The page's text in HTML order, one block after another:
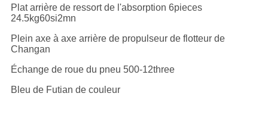
Plat arrière de ressort de l'absorption 6pieces
24.5kg60si2mn
Plein axe à axe arrière de propulseur de flotteur de
Changan
Échange de roue du pneu 500-12three
Bleu de Futian de couleur